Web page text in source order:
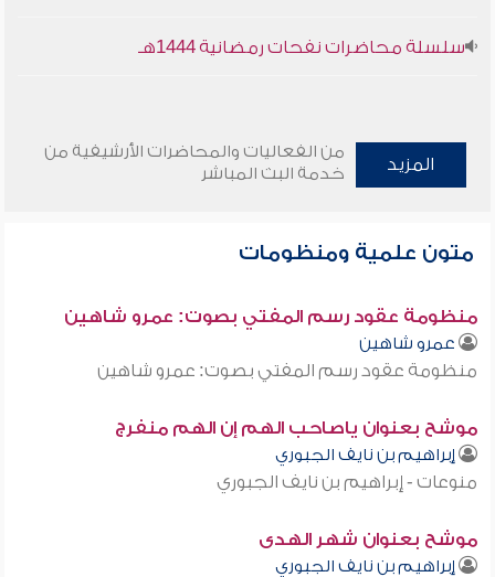
سلسلة محاضرات نفحات رمضانية 1444هـ
المزيد
من الفعاليات والمحاضرات الأرشيفية من
خدمة البث المباشر
متون علمية ومنظومات
منظومة عقود رسم المفتي بصوت: عمرو شاهين
عمرو شاهين
منظومة عقود رسم المفتي بصوت: عمرو شاهين
موشح بعنوان ياصاحب الهم إن الهم منفرج
إبراهيم بن نايف الجبوري
منوعات - إبراهيم بن نايف الجبوري
موشح بعنوان شهر الهدى
إبراهيم بن نايف الجبوري